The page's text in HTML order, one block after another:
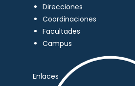
Direcciones
Coordinaciones
Facultades
Campus
Enlaces